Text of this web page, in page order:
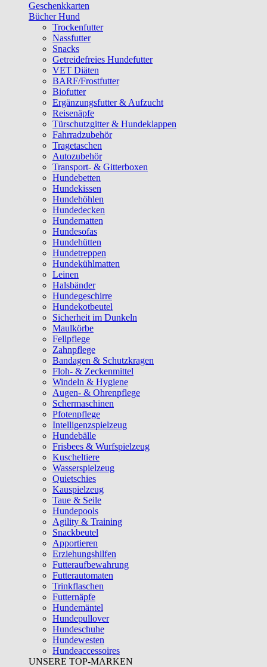
Geschenkkarten
Bücher Hund
Trockenfutter
Nassfutter
Snacks
Getreidefreies Hundefutter
VET Diäten
BARF/Frostfutter
Biofutter
Ergänzungsfutter & Aufzucht
Reisenäpfe
Türschutzgitter & Hundeklappen
Fahrradzubehör
Tragetaschen
Autozubehör
Transport- & Gitterboxen
Hundebetten
Hundekissen
Hundehöhlen
Hundedecken
Hundematten
Hundesofas
Hundehütten
Hundetreppen
Hundekühlmatten
Leinen
Halsbänder
Hundegeschirre
Hundekotbeutel
Sicherheit im Dunkeln
Maulkörbe
Fellpflege
Zahnpflege
Bandagen & Schutzkragen
Floh- & Zeckenmittel
Windeln & Hygiene
Augen- & Ohrenpflege
Schermaschinen
Pfotenpflege
Intelligenzspielzeug
Hundebälle
Frisbees & Wurfspielzeug
Kuscheltiere
Wasserspielzeug
Quietschies
Kauspielzeug
Taue & Seile
Hundepools
Agility & Training
Snackbeutel
Apportieren
Erziehungshilfen
Futteraufbewahrung
Futterautomaten
Trinkflaschen
Futternäpfe
Hundemäntel
Hundepullover
Hundeschuhe
Hundewesten
Hundeaccessoires
UNSERE TOP-MARKEN